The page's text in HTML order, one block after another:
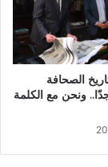
الصحافة
ونحن مع الكلمة